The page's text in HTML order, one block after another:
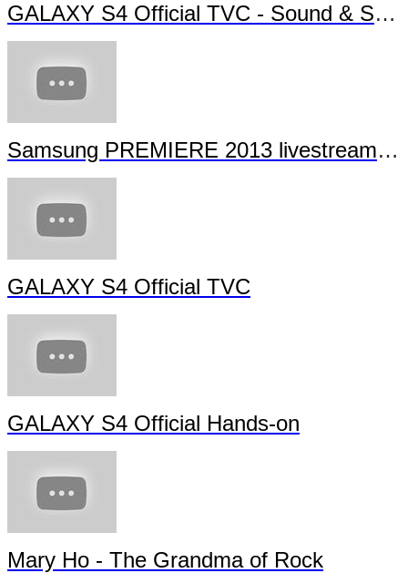
GALAXY S4 Official TVC - Sound & Shot
Samsung PREMIERE 2013 livestream (full length)
GALAXY S4 Official TVC
GALAXY S4 Official Hands-on
Mary Ho - The Grandma of Rock